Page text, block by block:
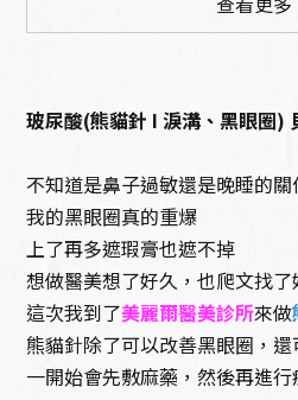
針劑注射
玻尿酸(熊貓針 I 淚溝、黑眼圈)
不知道是鼻子過敏還是晚睡的
我的黑眼圈真的重爆
上了再多遮瑕膏也遮不掉
想做醫美想了好久，也爬文找
這次我到了美麗爾醫美診所來做
熊貓針除了可以改善黑眼圈，
一開始會先敷麻藥，然後再進行